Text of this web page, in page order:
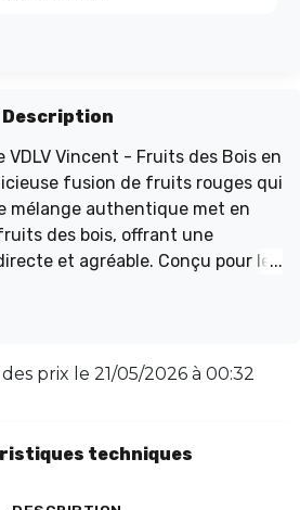
Description
Vincent - Fruits des Bois en
fusion de fruits rouges qui
mélange authentique met en
des bois, offrant une
et agréable. Conçu pour le
s'adapte à vos envies du
fidèle à son goût fruité. Facile
cette référence
prix le 21/05/2026 à 00:32
techniques